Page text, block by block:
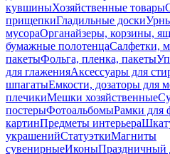
кувшиныХозяйственные товары
прищепкиГладильные доски
мусораОрганайзеры, корзины,
бумажные полотенцаСалфетки,
пакетыФольга, пленка, пакеты
для глаженияАксессуары для
шпагатыЕмкости, дозаторы для
плечикиМешки хозяйственные
постерыФотоальбомыРамки для
картинПредметы интерьера
украшенийСтатуэткиМагниты
сувенирныеИконыПраздничный